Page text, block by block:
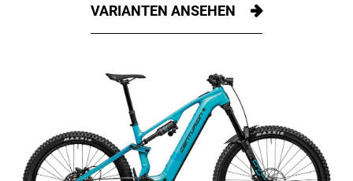
VARIANTEN ANSEHEN